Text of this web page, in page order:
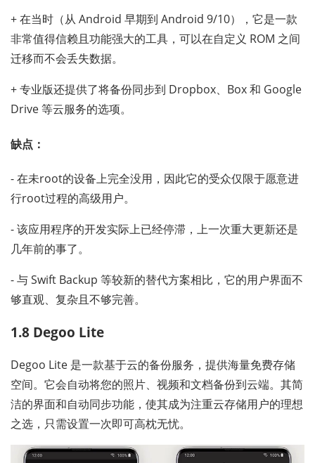
+ 在当时（从 Android 早期到 Android 9/10），它是一款
非常值得信赖且功能强大的工具，可以在自定义 ROM 之间
迁移而不会丢失数据。
+ 专业版还提供了将备份同步到 Dropbox、Box 和 Google
Drive 等云服务的选项。
缺点：
- 在未root的设备上完全没用，因此它的受众仅限于愿意进
行root过程的高级用户。
- 该应用程序的开发实际上已经停滞，上一次重大更新还是
几年前的事了。
- 与 Swift Backup 等较新的替代方案相比，它的用户界面不
够直观、复杂且不够完善。
1.8 Degoo Lite
Degoo Lite 是一款基于云的备份服务，提供海量免费存储
空间。它会自动将您的照片、视频和文档备份到云端。其简
洁的界面和自动同步功能，使其成为注重云存储用户的理想
之选，只需设置一次即可高枕无忧。